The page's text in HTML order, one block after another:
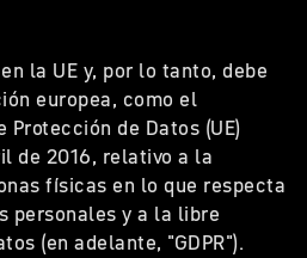
la UE y, por lo tanto, debe
europea, como el
Protección de Datos (UE)
de 2016, relativo a la
físicas en lo que respecta
personales y a la libre
(en adelante, "GDPR").